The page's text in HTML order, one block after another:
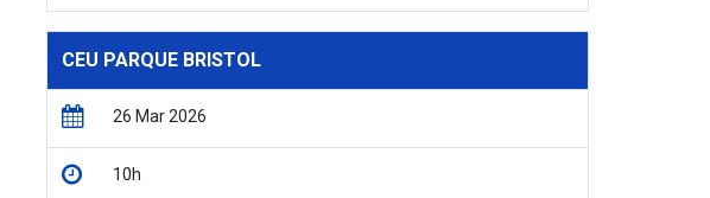
CEU PARQUE BRISTOL
26 Mar 2026
10h